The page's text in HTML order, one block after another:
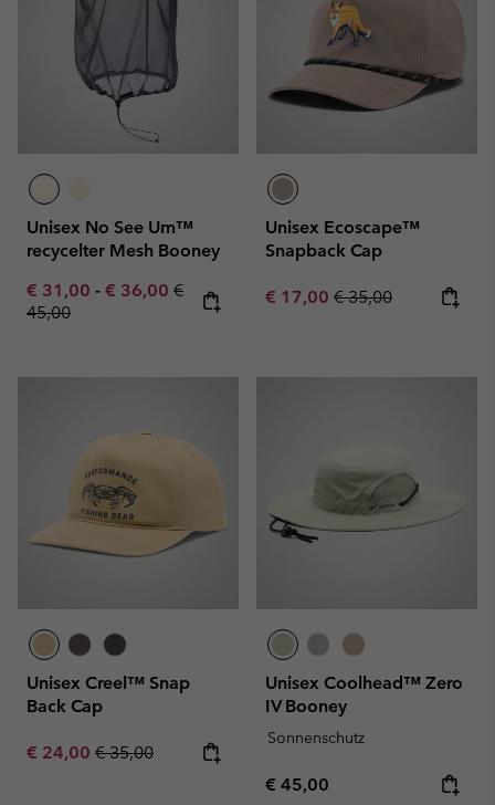
Unisex No See Um™
recycelter Mesh Booney
Minimum sale price:
€ 31,00 - Maximum sale price:
€ 36,00 Regular price:
€
45,00
Unisex Ecoscape™
Snapback Cap
Sale price:
€ 17,00 Regular price:
€ 35,00
Unisex Creel™ Snap
Back Cap
Sale price:
€ 24,00 Regular price:
€ 35,00
Unisex Coolhead™ Zero
IV Booney
Sonnenschutz
Regular price:
€ 45,00